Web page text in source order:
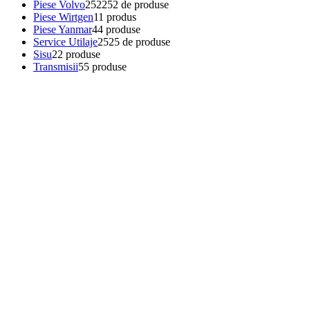
Piese Volvo252252 de produse
Piese Wirtgen11 produs
Piese Yanmar44 produse
Service Utilaje2525 de produse
Sisu22 produse
Transmisii55 produse